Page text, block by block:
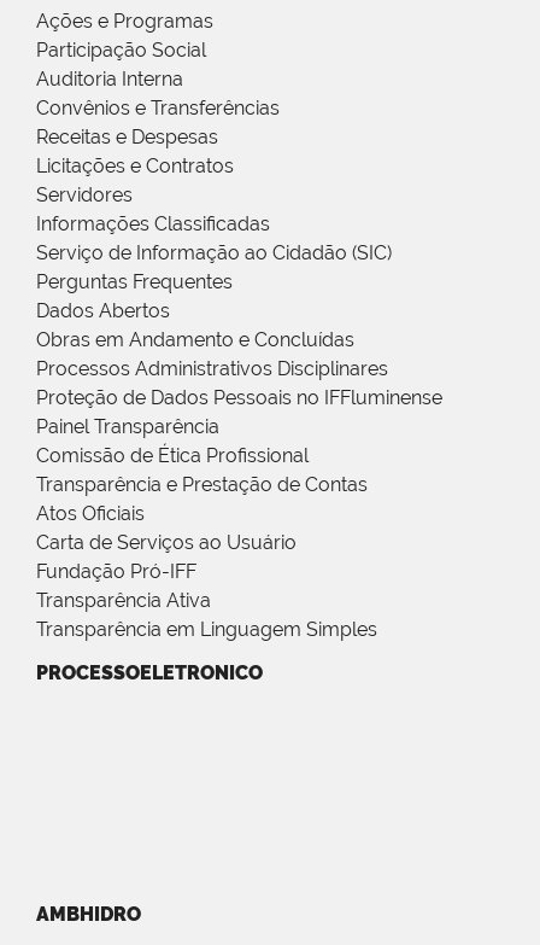
Ações e Programas
Participação Social
Auditoria Interna
Convênios e Transferências
Receitas e Despesas
Licitações e Contratos
Servidores
Informações Classificadas
Serviço de Informação ao Cidadão (SIC)
Perguntas Frequentes
Dados Abertos
Obras em Andamento e Concluídas
Processos Administrativos Disciplinares
Proteção de Dados Pessoais no IFFluminense
Painel Transparência
Comissão de Ética Profissional
Transparência e Prestação de Contas
Atos Oficiais
Carta de Serviços ao Usuário
Fundação Pró-IFF
Transparência Ativa
Transparência em Linguagem Simples
PROCESSOELETRONICO
AMBHIDRO